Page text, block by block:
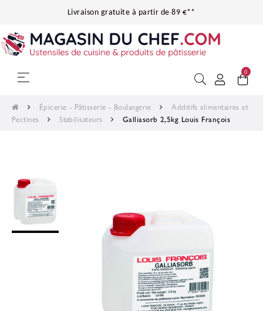
Livraison gratuite à partir de 89 €**
Basculer la navigation
☰ 0
Épicerie - Pâtisserie - Boulangerie
Additifs alimentaires et
Pectines
Stabilisateurs Galliasorb 2,5kg Louis François